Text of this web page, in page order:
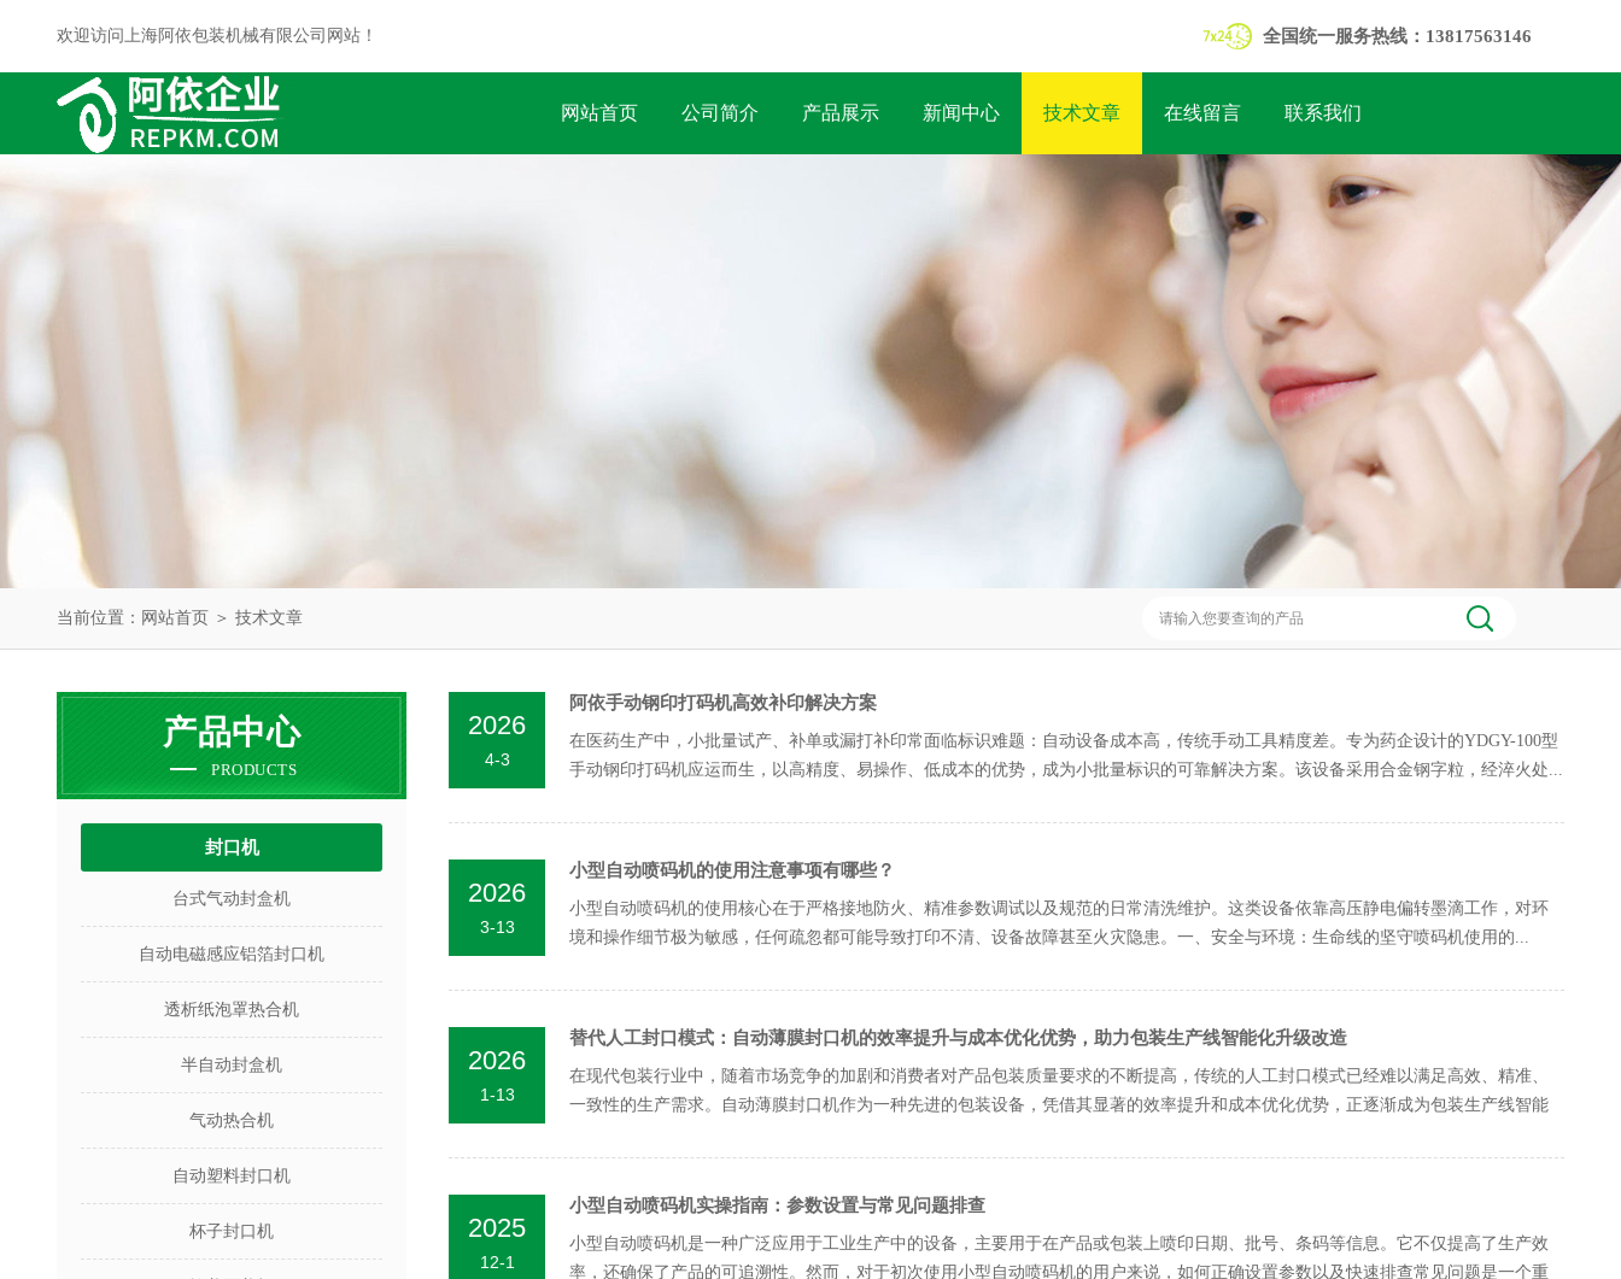
欢迎访问上海阿依包装机械有限公司网站！ 全国统一服务热线：13817563146
网站首页 公司简介 产品展示 新闻中心 技术文章 在线留言 联系我们
当前位置： 网站首页 ＞ 技术文章
产品中心
PRODUCTS
封口机
台式气动封盒机
自动电磁感应铝箔封口机
透析纸泡罩热合机
半自动封盒机
气动热合机
自动塑料封口机
杯子封口机
2026
4-3
阿依手动钢印打码机高效补印解决方案
在医药生产中，小批量试产、补单或漏打补印常面临标识难题：自动设备成本高，传统手动工具精度差。专为药企设计的YDGY-100型
手动钢印打码机应运而生，以高精度、易操作、低成本的优势，成为小批量标识的可靠解决方案。该设备采用合金钢字粒，经淬火处...
2026
3-13
小型自动喷码机的使用注意事项有哪些？
小型自动喷码机的使用核心在于‌严格接地防火‌、‌精准参数调试‌以及‌规范的日常清洗维护‌。这类设备依靠高压静电偏转墨滴工作，对环
境和操作细节极为敏感，任何疏忽都可能导致打印不清、设备故障甚至火灾隐患。一、安全与环境：生命线的坚守喷码机使用的...
2026
1-13
替代人工封口模式：自动薄膜封口机的效率提升与成本优化优势，助力包装生产线智能化升级改造
在现代包装行业中，随着市场竞争的加剧和消费者对产品包装质量要求的不断提高，传统的人工封口模式已经难以满足高效、精准、
一致性的生产需求。自动薄膜封口机作为一种先进的包装设备，凭借其显著的效率提升和成本优化优势，正逐渐成为包装生产线智能
2025
12-1
小型自动喷码机实操指南：参数设置与常见问题排查
小型自动喷码机是一种广泛应用于工业生产中的设备，主要用于在产品或包装上喷印日期、批号、条码等信息。它不仅提高了生产效
率，还确保了产品的可追溯性。然而，对于初次使用小型自动喷码机的用户来说，如何正确设置参数以及快速排查常见问题是一个重